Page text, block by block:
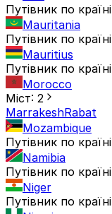
Путівник по країні
Mauritania
Путівник по країні
Mauritius
Путівник по країні
Morocco
Міст: 2
MarrakeshRabat
Mozambique
Путівник по країні
Namibia
Путівник по країні
Niger
Путівник по країні